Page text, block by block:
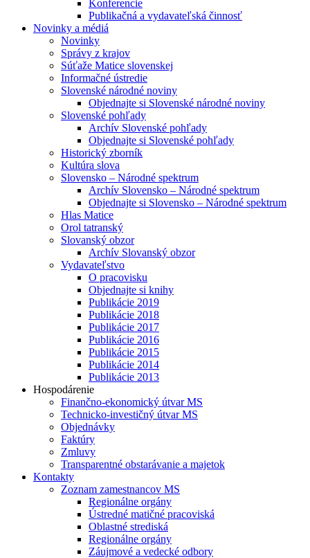
Konferencie
Publikačná a vydavateľská činnosť
Novinky a médiá
Novinky
Správy z krajov
Súťaže Matice slovenskej
Informačné ústredie
Slovenské národné noviny
Objednajte si Slovenské národné noviny
Slovenské pohľady
Archív Slovenské pohľady
Objednajte si Slovenské pohľady
Historický zborník
Kultúra slova
Slovensko – Národné spektrum
Archív Slovensko – Národné spektrum
Objednajte si Slovensko – Národné spektrum
Hlas Matice
Orol tatranský
Slovanský obzor
Archív Slovanský obzor
Vydavateľstvo
O pracovisku
Objednajte si knihy
Publikácie 2019
Publikácie 2018
Publikácie 2017
Publikácie 2016
Publikácie 2015
Publikácie 2014
Publikácie 2013
Hospodárenie
Finančno-ekonomický útvar MS
Technicko-investičný útvar MS
Objednávky
Faktúry
Zmluvy
Transparentné obstarávanie a majetok
Kontakty
Zoznam zamestnancov MS
Regionálne orgány
Ústredné matičné pracoviská
Oblastné strediská
Regionálne orgány
Záujmové a vedecké odbory